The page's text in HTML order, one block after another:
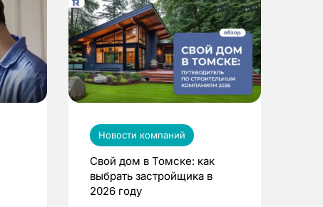
Новости компаний
Свой дом в Томске: как
выбрать застройщика в
2026 году